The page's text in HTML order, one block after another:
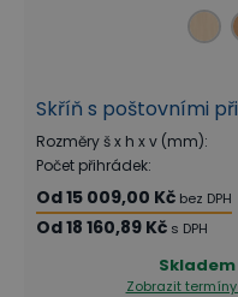
Skříň s poštovními
Rozměry š x h x v (mm):
Počet přihrádek:
Od15 009,00 Kč bez DPH
Od18 160,89 Kč s DPH
Skladem
Zobrazit